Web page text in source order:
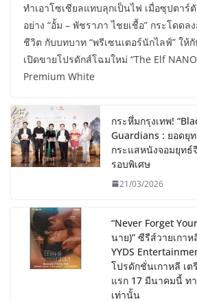
ทำเอาโซเชียลแทบลุกเป็นไฟ เมื่อซุปตาร์
อย่าง “อั้ม – พัชราภา ไชยเชื้อ” กระโดด
ชีวิต กับบทบาท “พรีเซนเตอร์นักไลฟ์” ให้
เปิดขายโปรดักส์โฉมใหม่ “The Elf NANO
Premium White
กระหึ่มกรุงเทพ!
Guardians : ยอดยุ
กระแสหนังจอมยุท
รอบพิเศษ
21/03/2026
“Never Forget
นาย)” ซีรีส์วายเกา
YYDS
โปรดักชั่นเกาหลี เ
แรก 17 มีนาคมนี้ ทา
เท่านั้น